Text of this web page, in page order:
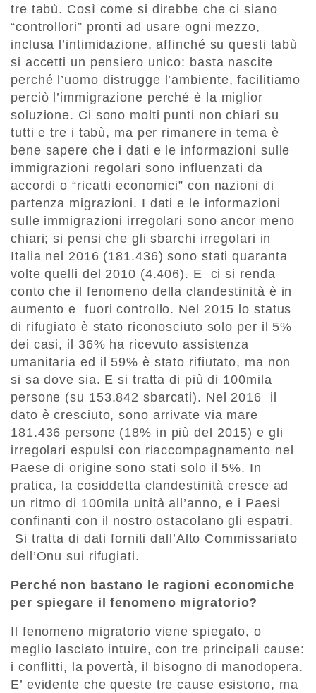
tre tabù. Così come si direbbe che ci siano
“controllori” pronti ad usare ogni mezzo,
inclusa l’intimidazione, affinché su questi tabù
si accetti un pensiero unico: basta nascite
perché l’uomo distrugge l’ambiente, facilitiamo
perciò l’immigrazione perché è la miglior
soluzione. Ci sono molti punti non chiari su
tutti e tre i tabù, ma per rimanere in tema è
bene sapere che i dati e le informazioni sulle
immigrazioni regolari sono influenzati da
accordi o “ricatti economici” con nazioni di
partenza migrazioni. I dati e le informazioni
sulle immigrazioni irregolari sono ancor meno
chiari; si pensi che gli sbarchi irregolari in
Italia nel 2016 (181.436) sono stati quaranta
volte quelli del 2010 (4.406). E ci si renda
conto che il fenomeno della clandestinità è in
aumento e fuori controllo. Nel 2015 lo status
di rifugiato è stato riconosciuto solo per il 5%
dei casi, il 36% ha ricevuto assistenza
umanitaria ed il 59% è stato rifiutato, ma non
si sa dove sia. E si tratta di più di 100mila
persone (su 153.842 sbarcati). Nel 2016 il
dato è cresciuto, sono arrivate via mare
181.436 persone (18% in più del 2015) e gli
irregolari espulsi con riaccompagnamento nel
Paese di origine sono stati solo il 5%. In
pratica, la cosiddetta clandestinità cresce ad
un ritmo di 100mila unità all’anno, e i Paesi
confinanti con il nostro ostacolano gli espatri.
Si tratta di dati forniti dall’Alto Commissariato
dell’Onu sui rifugiati.
Perché non bastano le ragioni economiche
per spiegare il fenomeno migratorio?
Il fenomeno migratorio viene spiegato, o
meglio lasciato intuire, con tre principali cause:
i conflitti, la povertà, il bisogno di manodopera.
E’ evidente che queste tre cause esistono, ma